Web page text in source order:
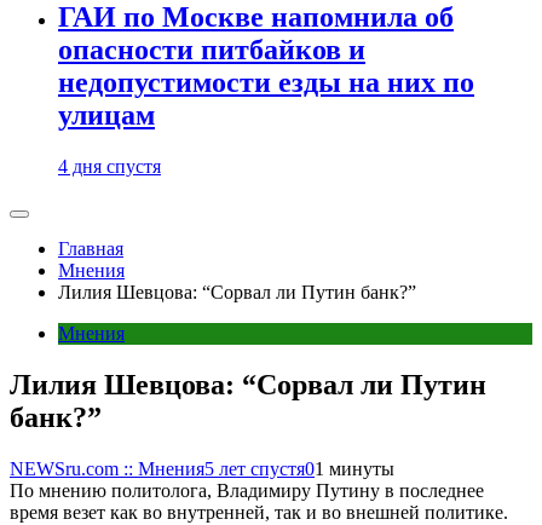
ГАИ по Москве напомнила об
опасности питбайков и
недопустимости езды на них по
улицам
4 дня спустя
Главная
Мнения
Лилия Шевцова: “Сорвал ли Путин банк?”
Мнения
Лилия Шевцова: “Сорвал ли Путин
банк?”
NEWSru.com :: Мнения5 лет спустя01 минуты
По мнению политолога, Владимиру Путину в последнее
время везет как во внутренней, так и во внешней политике.